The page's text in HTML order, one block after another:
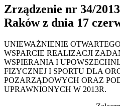
Zrządzenie nr 34/
Raków z dnia 17
UNIEWAŻNIENIE
WSPARCIE REALIZACJI
WSPIERANIA I
FIZYCZNEJ I SPORTU DLA
POZARZĄDOWYCH ORAZ
UPRAWNIONYCH W 2013R.